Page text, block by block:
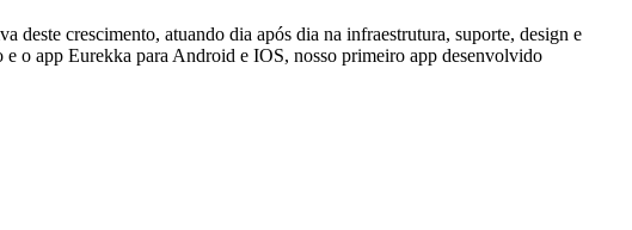
deste crescimento, atuando dia após dia na infraestrutura, suporte, design e
e o app Eurekka para Android e IOS, nosso primeiro app desenvolvido